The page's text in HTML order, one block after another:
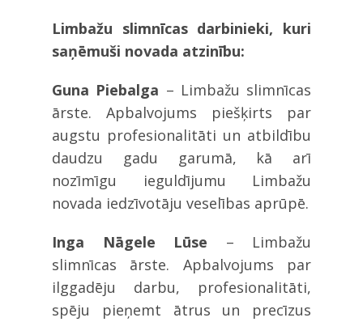
Limbažu slimnīcas darbinieki, kuri
saņēmuši novada atzinību:
Guna Piebalga – Limbažu slimnīcas
ārste. Apbalvojums piešķirts par
augstu profesionalitāti un atbildību
daudzu gadu garumā, kā arī
nozīmīgu ieguldījumu Limbažu
novada iedzīvotāju veselības aprūpē.
Inga Nāgele Lūse – Limbažu
slimnīcas ārste. Apbalvojums par
ilggadēju darbu, profesionalitāti,
spēju pieņemt ātrus un precīzus